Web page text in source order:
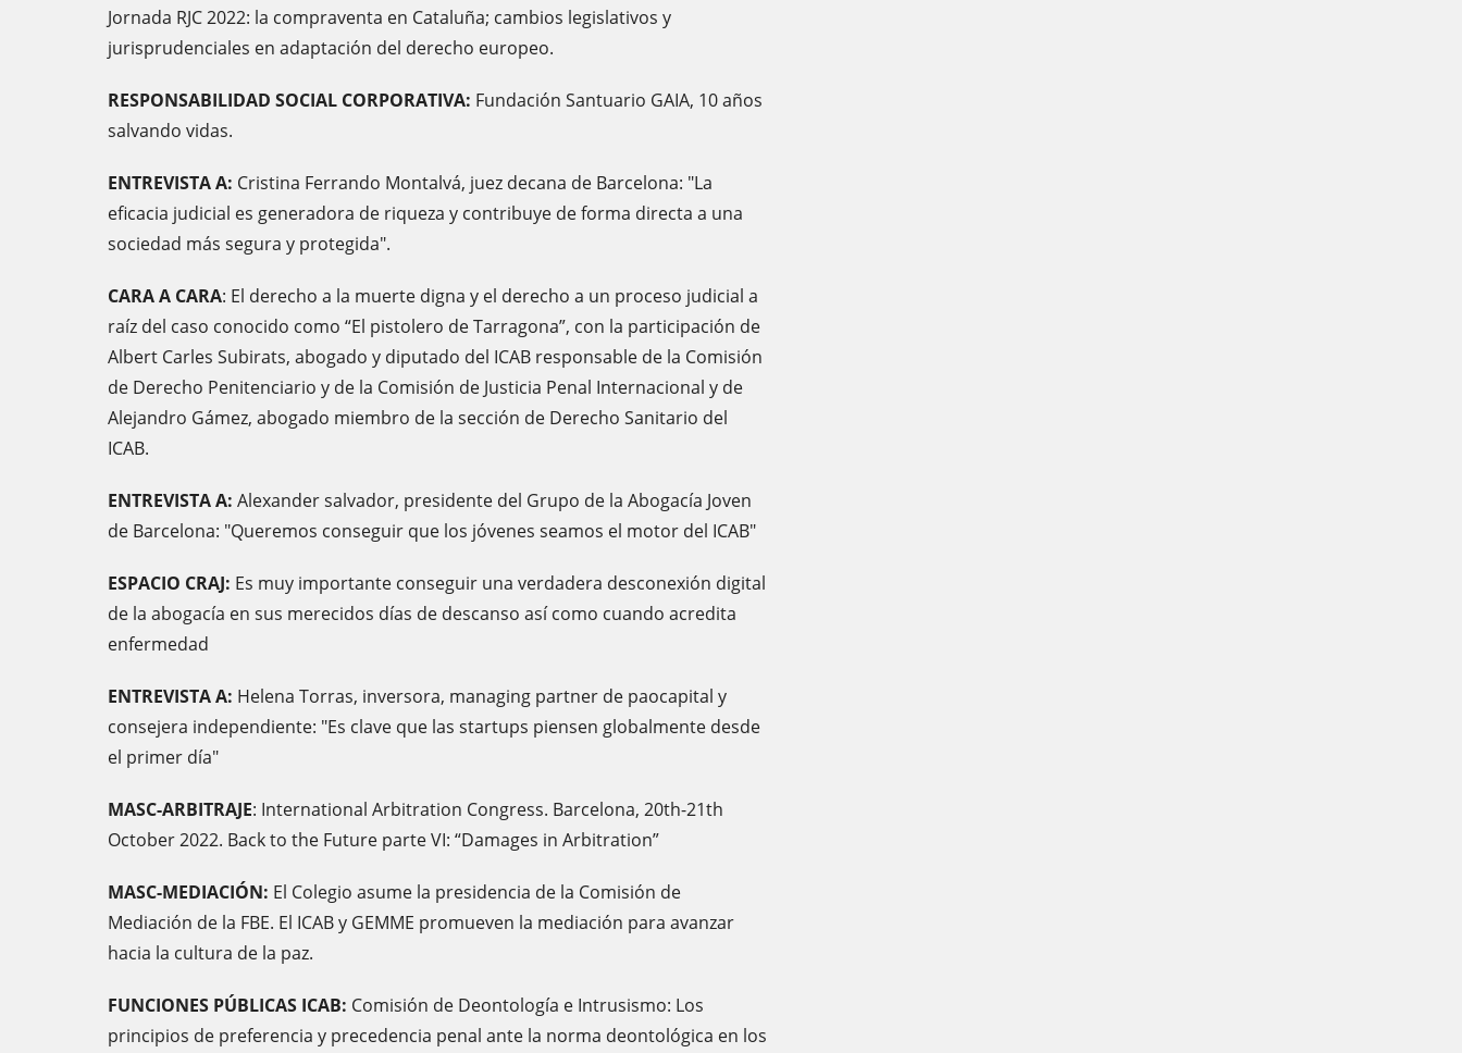
Jornada RJC 2022: la compraventa en Cataluña; cambios legislativos y
jurisprudenciales en adaptación del derecho europeo.
RESPONSABILIDAD SOCIAL CORPORATIVA: Fundación Santuario GAIA, 10 años
salvando vidas.
ENTREVISTA A: Cristina Ferrando Montalvá, juez decana de Barcelona: "La
eficacia judicial es generadora de riqueza y contribuye de forma directa a una
sociedad más segura y protegida".
CARA A CARA: El derecho a la muerte digna y el derecho a un proceso judicial a
raíz del caso conocido como “El pistolero de Tarragona”, con la participación de
Albert Carles Subirats, abogado y diputado del ICAB responsable de la Comisión
de Derecho Penitenciario y de la Comisión de Justicia Penal Internacional y de
Alejandro Gámez, abogado miembro de la sección de Derecho Sanitario del
ICAB.
ENTREVISTA A: Alexander salvador, presidente del Grupo de la Abogacía Joven
de Barcelona: "Queremos conseguir que los jóvenes seamos el motor del ICAB"
ESPACIO CRAJ: Es muy importante conseguir una verdadera desconexión digital
de la abogacía en sus merecidos días de descanso así como cuando acredita
enfermedad
ENTREVISTA A: Helena Torras, inversora, managing partner de paocapital y
consejera independiente: "Es clave que las startups piensen globalmente desde
el primer día"
MASC-ARBITRAJE: International Arbitration Congress. Barcelona, ​​20th-21th
October 2022. Back to the Future parte VI: “Damages in Arbitration”
MASC-MEDIACIÓN: El Colegio asume la presidencia de la Comisión de
Mediación de la FBE. El ICAB y GEMME promueven la mediación para avanzar
hacia la cultura de la paz.
FUNCIONES PÚBLICAS ICAB: Comisión de Deontología e Intrusismo: Los
principios de preferencia y precedencia penal ante la norma deontológica en los